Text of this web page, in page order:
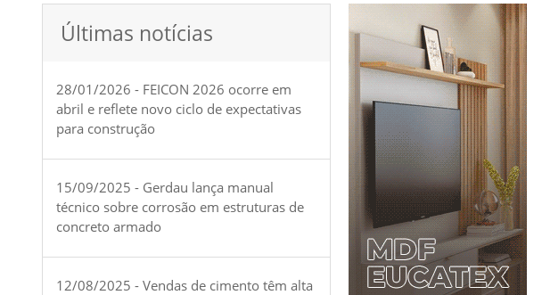
Últimas notícias
28/01/2026 - FEICON 2026 ocorre em
abril e reflete novo ciclo de expectativas
para construção
15/09/2025 - Gerdau lança manual
técnico sobre corrosão em estruturas de
concreto armado
12/08/2025 - Vendas de cimento têm alta